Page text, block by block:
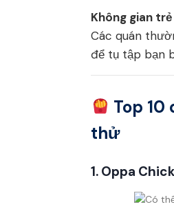
Không gian
Các quán
để tụ tập bạn
Top 10
thử
1. Oppa